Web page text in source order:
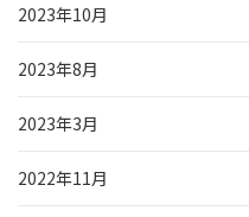
2023年10月
2023年8月
2023年3月
2022年11月